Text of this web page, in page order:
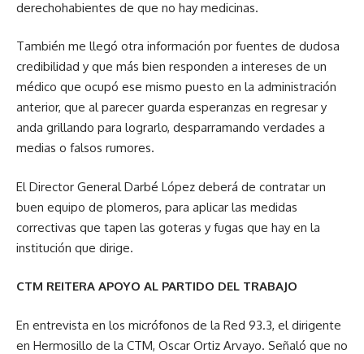
derechohabientes de que no hay medicinas.
También me llegó otra información por fuentes de dudosa
credibilidad y que más bien responden a intereses de un
médico que ocupó ese mismo puesto en la administración
anterior, que al parecer guarda esperanzas en regresar y
anda grillando para lograrlo, desparramando verdades a
medias o falsos rumores.
El Director General Darbé López deberá de contratar un
buen equipo de plomeros, para aplicar las medidas
correctivas que tapen las goteras y fugas que hay en la
institución que dirige.
CTM REITERA APOYO AL PARTIDO DEL TRABAJO
En entrevista en los micrófonos de la Red 93.3, el dirigente
en Hermosillo de la CTM, Oscar Ortiz Arvayo. Señaló que no